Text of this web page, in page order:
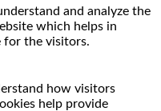
and analyze the
which helps in
for the visitors.
how visitors
help provide